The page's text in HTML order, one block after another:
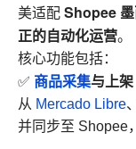
美适配 Shopee
正的自动化运营。
核心功能包括：
✅ 商品采集与上架
从 Mercado Libre、
并同步至 Shopee